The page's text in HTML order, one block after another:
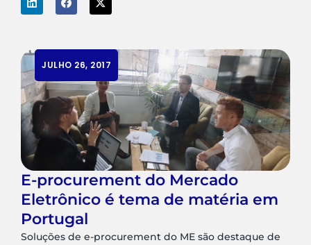
JULHO 26, 2017
E-procurement do Mercado
Eletrônico é tema de matéria em
Portugal
Soluções de e-procurement do ME são destaque de